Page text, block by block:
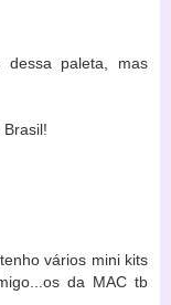
dessa paleta, mas
vários mini kits
da MAC tb